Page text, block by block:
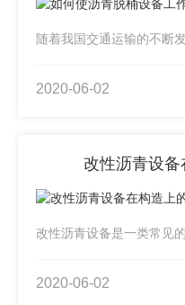
随着我国交通运输的不断发
2020-06-02
改性沥青设
改性沥青设备是一类常见的
2020-06-02